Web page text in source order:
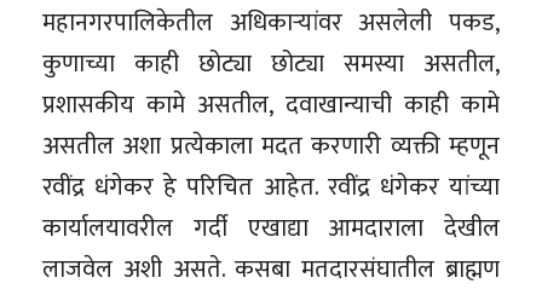
महानगरपालिकेतील अधिकाऱ्यांवर असलेली पकड,
‌कुणाच्या काही छोट्या छोट्या समस्या असतील,
प्रशासकीय कामे असतील, दवाखान्याची काही कामे
असतील अशा प्रत्येकाला मदत करणारी व्यक्ती म्हणून
रवींद्र धंगेकर हे परिचित आहेत. रवींद्र धंगेकर यांच्या
कार्यालयावरील गर्दी एखाद्या आमदाराला देखील
लाजवेल अशी असते. कसबा मतदारसंघातील ब्राह्मण